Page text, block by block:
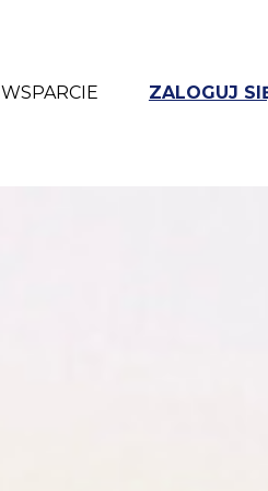
WSPARCIE ZALOGUJ